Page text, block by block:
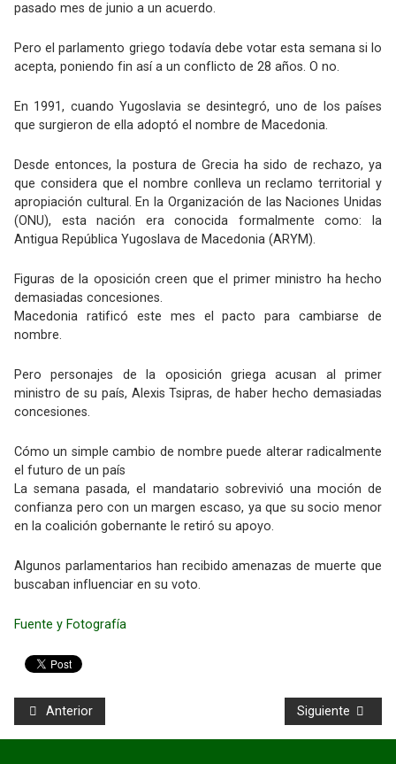
pasado mes de junio a un acuerdo.
Pero el parlamento griego todavía debe votar esta semana si lo
acepta, poniendo fin así a un conflicto de 28 años. O no.
En 1991, cuando Yugoslavia se desintegró, uno de los países
que surgieron de ella adoptó el nombre de Macedonia.
Desde entonces, la postura de Grecia ha sido de rechazo, ya
que considera que el nombre conlleva un reclamo territorial y
apropiación cultural. En la Organización de las Naciones Unidas
(ONU), esta nación era conocida formalmente como: la
Antigua República Yugoslava de Macedonia (ARYM).
Figuras de la oposición creen que el primer ministro ha hecho
demasiadas concesiones.
Macedonia ratificó este mes el pacto para cambiarse de
nombre.
Pero personajes de la oposición griega acusan al primer
ministro de su país, Alexis Tsipras, de haber hecho demasiadas
concesiones.
Cómo un simple cambio de nombre puede alterar radicalmente
el futuro de un país
La semana pasada, el mandatario sobrevivió una moción de
confianza pero con un margen escaso, ya que su socio menor
en la coalición gobernante le retiró su apoyo.
Algunos parlamentarios han recibido amenazas de muerte que
buscaban influenciar en su voto.
Fuente y Fotografía
Anterior Siguiente